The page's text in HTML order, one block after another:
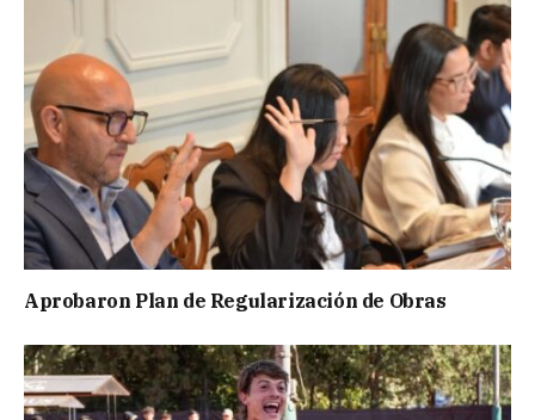
Aprobaron Plan de Regularización de Obras